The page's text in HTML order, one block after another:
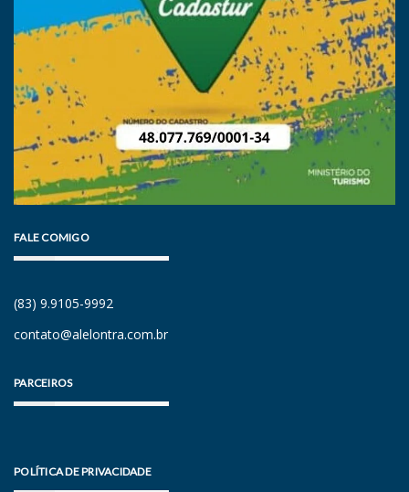
FALE COMIGO
(83) 9.9105-9992
contato@alelontra.com.br
PARCEIROS
POLÍTICA DE PRIVACIDADE